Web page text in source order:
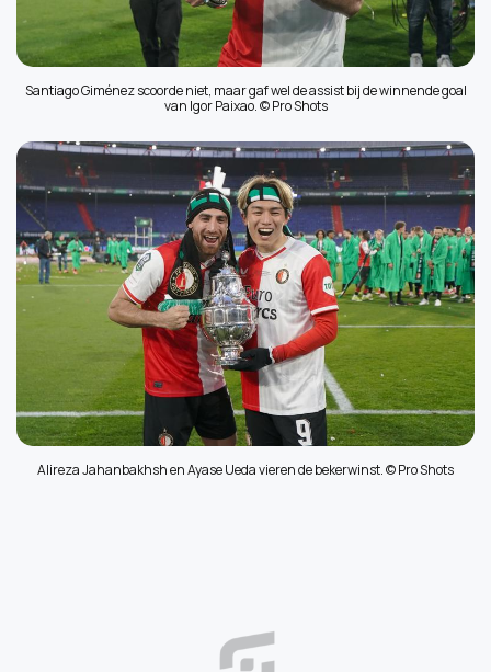
Santiago Giménez scoorde niet, maar gaf wel de assist bij de winnende goal
van Igor Paixao. © Pro Shots
Alireza Jahanbakhsh en Ayase Ueda vieren de bekerwinst. © Pro Shots